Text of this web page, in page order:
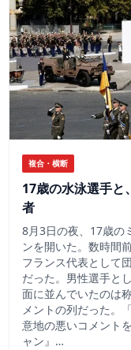
複合・横断
17歳の水泳選手と
者
8月3日の夜、17歳の
ンを開いた。数時間
フランス代表として
だった。男性選手と
面に並んでいたのは
メントの列だった。
意地の悪いコメント
ャン』…